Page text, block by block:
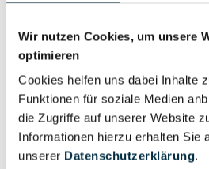
Wir nutzen Cookies, um unsere
optimieren
Cookies helfen uns dabei Inhalte
Funktionen für soziale Medien
die Zugriffe auf unserer Website
Informationen hierzu erhalten Sie
unserer Datenschutzerklärung.
Unternehmensnetzwerk
Wirtschaftlich
Berechtigten Pfad